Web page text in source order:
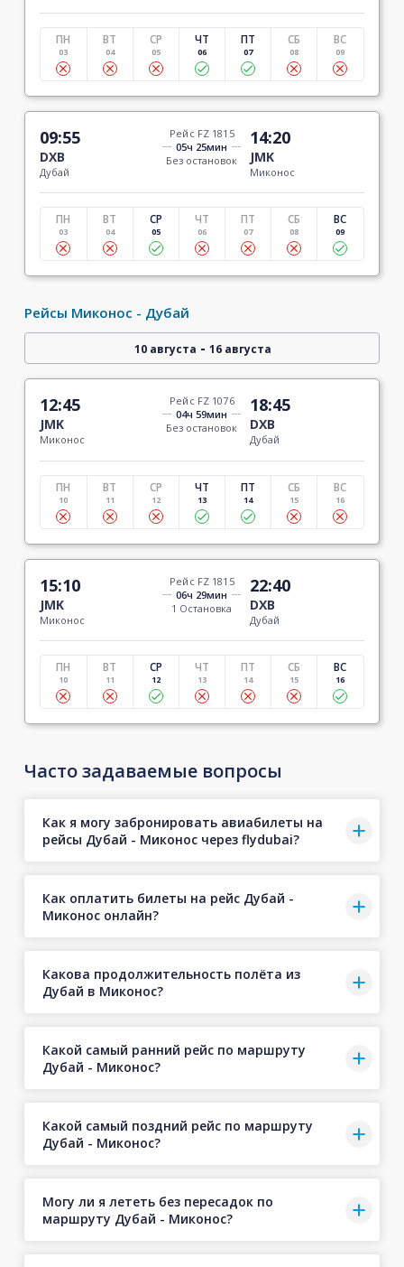
ПН
03
ВТ
04
СР
05
ЧТ
06
ПТ
07
СБ
08
ВС
09
09:55
DXB
Дубай
Рейс FZ 1815
05ч 25мин
Без остановок
14:20
JMK
Миконос
ПН
03
ВТ
04
СР
05
ЧТ
06
ПТ
07
СБ
08
ВС
09
Рейсы Миконос - Дубай
10 августа - 16 августа
12:45
JMK
Миконос
Рейс FZ 1076
04ч 59мин
Без остановок
18:45
DXB
Дубай
ПН
10
ВТ
11
СР
12
ЧТ
13
ПТ
14
СБ
15
ВС
16
15:10
JMK
Миконос
Рейс FZ 1815
06ч 29мин
1 Остановка
22:40
DXB
Дубай
ПН
10
ВТ
11
СР
12
ЧТ
13
ПТ
14
СБ
15
ВС
16
Часто задаваемые вопросы
Как я могу забронировать авиабилеты на
рейсы Дубай - Миконос через flydubai?
Как оплатить билеты на рейс Дубай -
Миконос онлайн?
Какова продолжительность полёта из
Дубай в Миконос?
Какой самый ранний рейс по маршруту
Дубай - Миконос?
Какой самый поздний рейс по маршруту
Дубай - Миконос?
Могу ли я лететь без пересадок по
маршруту Дубай - Миконос?